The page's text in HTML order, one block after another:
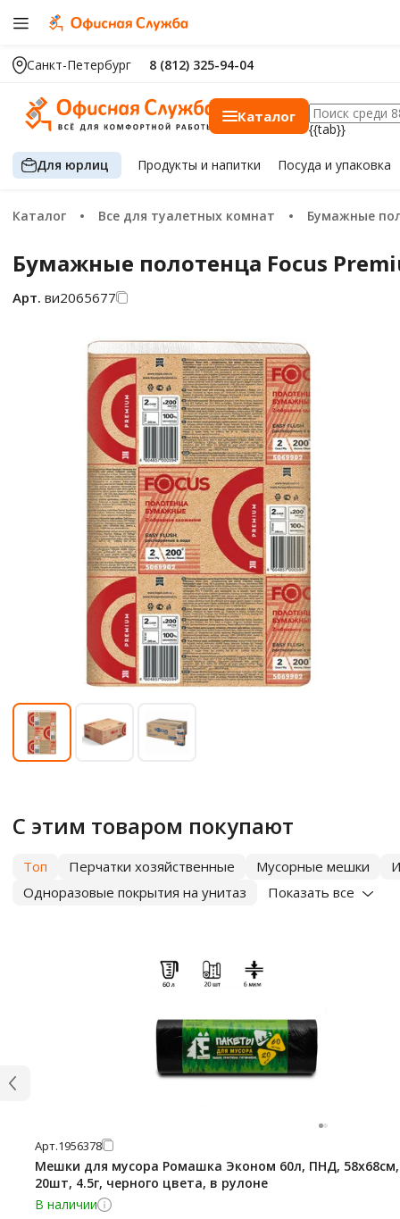
Санкт-Петербург 8 (812) 325-94-04
Каталог
{{tab}}
Для юрлиц Продуктыи напитки Посуда и упаковка
Каталог Все для туалетных комнат Бумажные
Бумажные полотенца Focus
Арт. ви2065677
С этим товаром покупают
Топ Перчатки хозяйственные Мусорные мешки
Одноразовые покрытия на унитаз
Показать все
Арт.1956378
Мешки для мусора Ромашка Эконом 60л, ПНД,
20шт, 4.5г, черного цвета, в рулоне
В наличии